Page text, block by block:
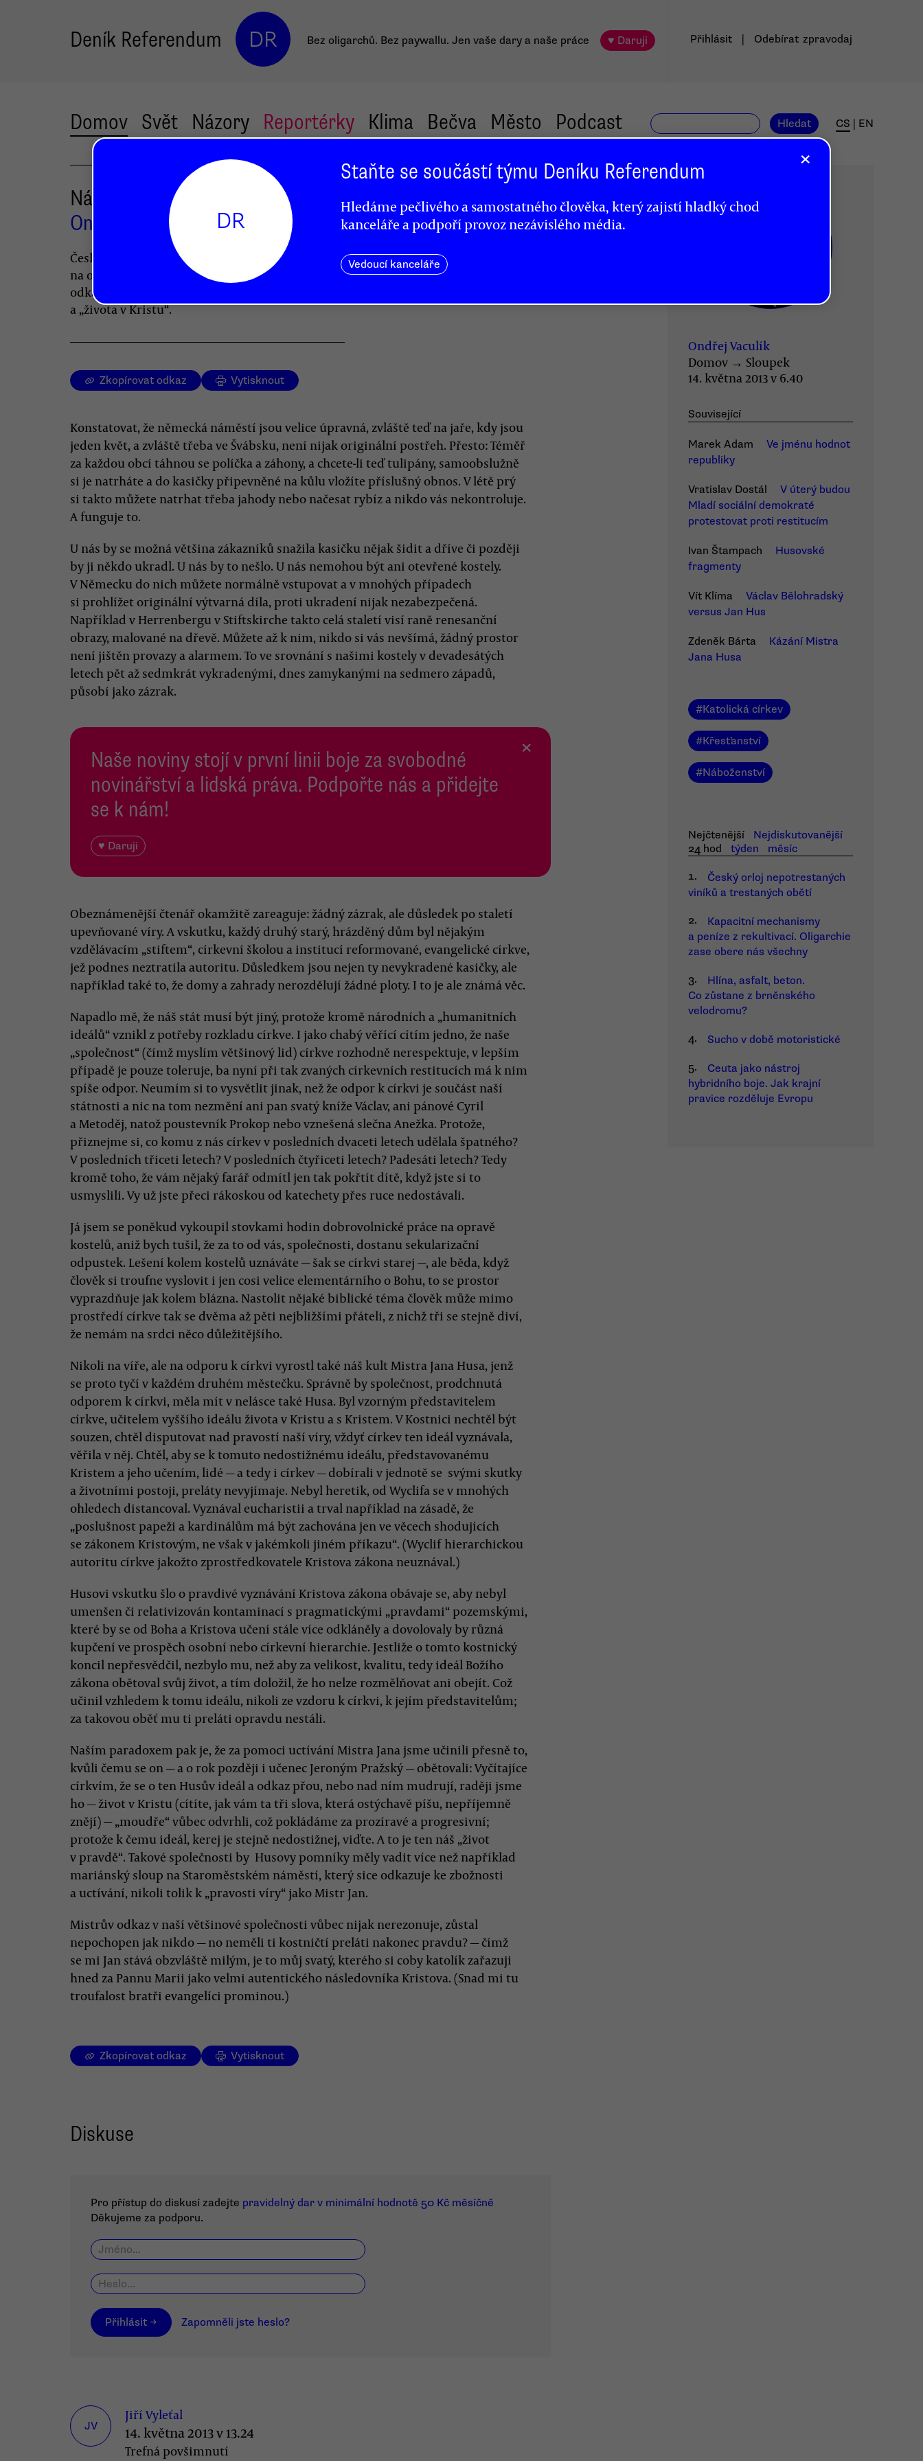
Deník Referendum DR Bez oligarchů. Bez paywallu. Jen vaše dary a naše práce ♥ Daruji Přihlásit Odebírat zpravodaj
Domov Svět Názory Reportérky Klima Bečva Město Podcast Hledat CS EN
Náš život v pravdě
Ondřej Vaculík
Česká společnost i česká státnost jsou založeny
na odporu k církvi — potom by ale neměly nijak
odkazovat k Husovi, který byl člověkem církve
a „života v Kristu“.
Zkopírovat odkaz Vytisknout
Konstatovat, že německá náměstí jsou velice úpravná, zvláště teď na jaře, kdy jsou
jeden květ, a zvláště třeba ve Švábsku, není nijak originální postřeh. Přesto: Téměř
za každou obcí táhnou se políčka a záhony, a chcete-li teď tulipány, samoobslužně
si je natrháte a do kasičky připevněné na kůlu vložíte příslušný obnos. V létě prý
si takto můžete natrhat třeba jahody nebo načesat rybíz a nikdo vás nekontroluje.
A funguje to.
U nás by se možná většina zákazníků snažila kasičku nějak šidit a dříve či později
by ji někdo ukradl. U nás by to nešlo. U nás nemohou být ani otevřené kostely.
V Německu do nich můžete normálně vstupovat a v mnohých případech
si prohlížet originální výtvarná díla, proti ukradení nijak nezabezpečená.
Například v Herrenbergu v Stiftskirche takto celá staletí visí raně renesanční
obrazy, malované na dřevě. Můžete až k nim, nikdo si vás nevšímá, žádný prostor
není jištěn provazy a alarmem. To ve srovnání s našimi kostely v devadesátých
letech pět až sedmkrát vykradenými, dnes zamykanými na sedmero západů,
působí jako zázrak.
Naše noviny stojí v první linii boje za svobodné
novinářství a lidská práva. Podpořte nás a přidejte
se k nám!
♥ Daruji
×
Obeznámenější čtenář okamžitě zareaguje: žádný zázrak, ale důsledek po staletí
upevňované víry. A vskutku, každý druhý starý, hrázděný dům byl nějakým
vzdělávacím „stiftem“, církevní školou a institucí reformované, evangelické církve,
jež podnes neztratila autoritu. Důsledkem jsou nejen ty nevykradené kasičky, ale
například také to, že domy a zahrady nerozdělují žádné ploty. I to je ale známá věc.
Napadlo mě, že náš stát musí být jiný, protože kromě národních a „humanitních
ideálů“ vznikl z potřeby rozkladu církve. I jako chabý věřící cítím jedno, že naše
„společnost“ (čímž myslím většinový lid) církve rozhodně nerespektuje, v lepším
případě je pouze toleruje, ba nyní při tak zvaných církevních restitucích má k nim
spíše odpor. Neumím si to vysvětlit jinak, než že odpor k církvi je součást naší
státnosti a nic na tom nezmění ani pan svatý kníže Václav, ani pánové Cyril
a Metoděj, natož poustevník Prokop nebo vznešená slečna Anežka. Protože,
přiznejme si, co komu z nás církev v posledních dvaceti letech udělala špatného?
V posledních třiceti letech? V posledních čtyřiceti letech? Padesáti letech? Tedy
kromě toho, že vám nějaký farář odmítl jen tak pokřtít dítě, když jste si to
usmyslili. Vy už jste přeci rákoskou od katechety přes ruce nedostávali.
Já jsem se poněkud vykoupil stovkami hodin dobrovolnické práce na opravě
kostelů, aniž bych tušil, že za to od vás, společnosti, dostanu sekularizační
odpustek. Lešení kolem kostelů uznáváte — šak se církvi starej —, ale běda, když
člověk si troufne vyslovit i jen cosi velice elementárního o Bohu, to se prostor
vyprazdňuje jak kolem blázna. Nastolit nějaké biblické téma člověk může mimo
prostředí církve tak se dvěma až pěti nejbližšími přáteli, z nichž tři se stejně diví,
že nemám na srdci něco důležitějšího.
Nikoli na víře, ale na odporu k církvi vyrostl také náš kult Mistra Jana Husa, jenž
se proto tyčí v každém druhém městečku. Správně by společnost, prodchnutá
odporem k církvi, měla mít v nelásce také Husa. Byl vzorným představitelem
církve, učitelem vyššího ideálu života v Kristu a s Kristem. V Kostnici nechtěl být
souzen, chtěl disputovat nad pravostí naší víry, vždyť církev ten ideál vyznávala,
věřila v něj. Chtěl, aby se k tomuto nedostižnému ideálu, představovanému
Kristem a jeho učením, lidé — a tedy i církev — dobírali v jednotě se svými skutky
a životními postoji, preláty nevyjímaje. Nebyl heretik, od Wyclifa se v mnohých
ohledech distancoval. Vyznával eucharistii a trval například na zásadě, že
„poslušnost papeži a kardinálům má být zachována jen ve věcech shodujících
se zákonem Kristovým, ne však v jakémkoli jiném příkazu“. (Wyclif hierarchickou
autoritu církve jakožto zprostředkovatele Kristova zákona neuznával.)
Husovi vskutku šlo o pravdivé vyznávání Kristova zákona obávaje se, aby nebyl
umenšen či relativizován kontaminací s pragmatickými „pravdami“ pozemskými,
které by se od Boha a Kristova učení stále více odkláněly a dovolovaly by různá
kupčení ve prospěch osobní nebo církevní hierarchie. Jestliže o tomto kostnický
koncil nepřesvědčil, nezbylo mu, než aby za velikost, kvalitu, tedy ideál Božího
zákona obětoval svůj život, a tím doložil, že ho nelze rozmělňovat ani obejít. Což
učinil vzhledem k tomu ideálu, nikoli ze vzdoru k církvi, k jejím představitelům;
za takovou oběť mu ti preláti opravdu nestáli.
Naším paradoxem pak je, že za pomoci uctívání Mistra Jana jsme učinili přesně to,
kvůli čemu se on — a o rok později i učenec Jeroným Pražský — obětovali: Vyčítajíce
církvím, že se o ten Husův ideál a odkaz přou, nebo nad ním mudrují, raději jsme
ho — život v Kristu (cítíte, jak vám ta tři slova, která ostýchavě píšu, nepříjemně
znějí) — „moudře“ vůbec odvrhli, což pokládáme za prozíravé a progresivní;
protože k čemu ideál, kerej je stejně nedostižnej, viďte. A to je ten náš „život
v pravdě“. Takové společnosti by Husovy pomníky měly vadit více než například
mariánský sloup na Staroměstském náměstí, který sice odkazuje ke zbožnosti
a uctívání, nikoli tolik k „pravosti víry“ jako Mistr Jan.
Mistrův odkaz v naší většinové společnosti vůbec nijak nerezonuje, zůstal
nepochopen jak nikdo — no neměli ti kostničtí preláti nakonec pravdu? — čímž
se mi Jan stává obzvláště milým, je to můj svatý, kterého si coby katolík zařazuji
hned za Pannu Marii jako velmi autentického následovníka Kristova. (Snad mi tu
troufalost bratři evangelíci prominou.)
Ondřej Vaculík
Domov → Sloupek
14. května 2013 v 6.40
Související
Marek Adam
Ve jménu hodnot
republiky
Vratislav Dostál
V úterý budou
Mladí sociální demokraté
protestovat proti restitucím
Ivan Štampach
Husovské
fragmenty
Vít Klíma
Václav Bělohradský
versus Jan Hus
Zdeněk Bárta
Kázání Mistra
Jana Husa
#Katolická církev
#Křesťanství
#Náboženství
Nejčtenější
Nejdiskutovanější
24 hod
týden
měsíc
1.
Český orloj nepotrestaných
viníků a trestaných obětí
2.
Kapacitní mechanismy
a peníze z rekultivací. Oligarchie
zase obere nás všechny
3.
Hlína, asfalt, beton.
Co zůstane z brněnského
velodromu?
4.
Sucho v době motoristické
5.
Ceuta jako nástroj
hybridního boje. Jak krajní
pravice rozděluje Evropu
Zkopírovat odkaz Vytisknout
Diskuse
Pro přístup do diskusí zadejte pravidelný dar v minimální hodnotě 50 Kč měsíčně
Děkujeme za podporu.
Přihlásit → Zapomněli jste heslo?
JV
Jiří Vyleťal
14. května 2013 v 13.24
Trefná povšimnutí
×
DR
Staňte se součástí týmu Deníku Referendum
Hledáme pečlivého a samostatného člověka, který zajistí hladký chod
kanceláře a podpoří provoz nezávislého média.
Vedoucí kanceláře